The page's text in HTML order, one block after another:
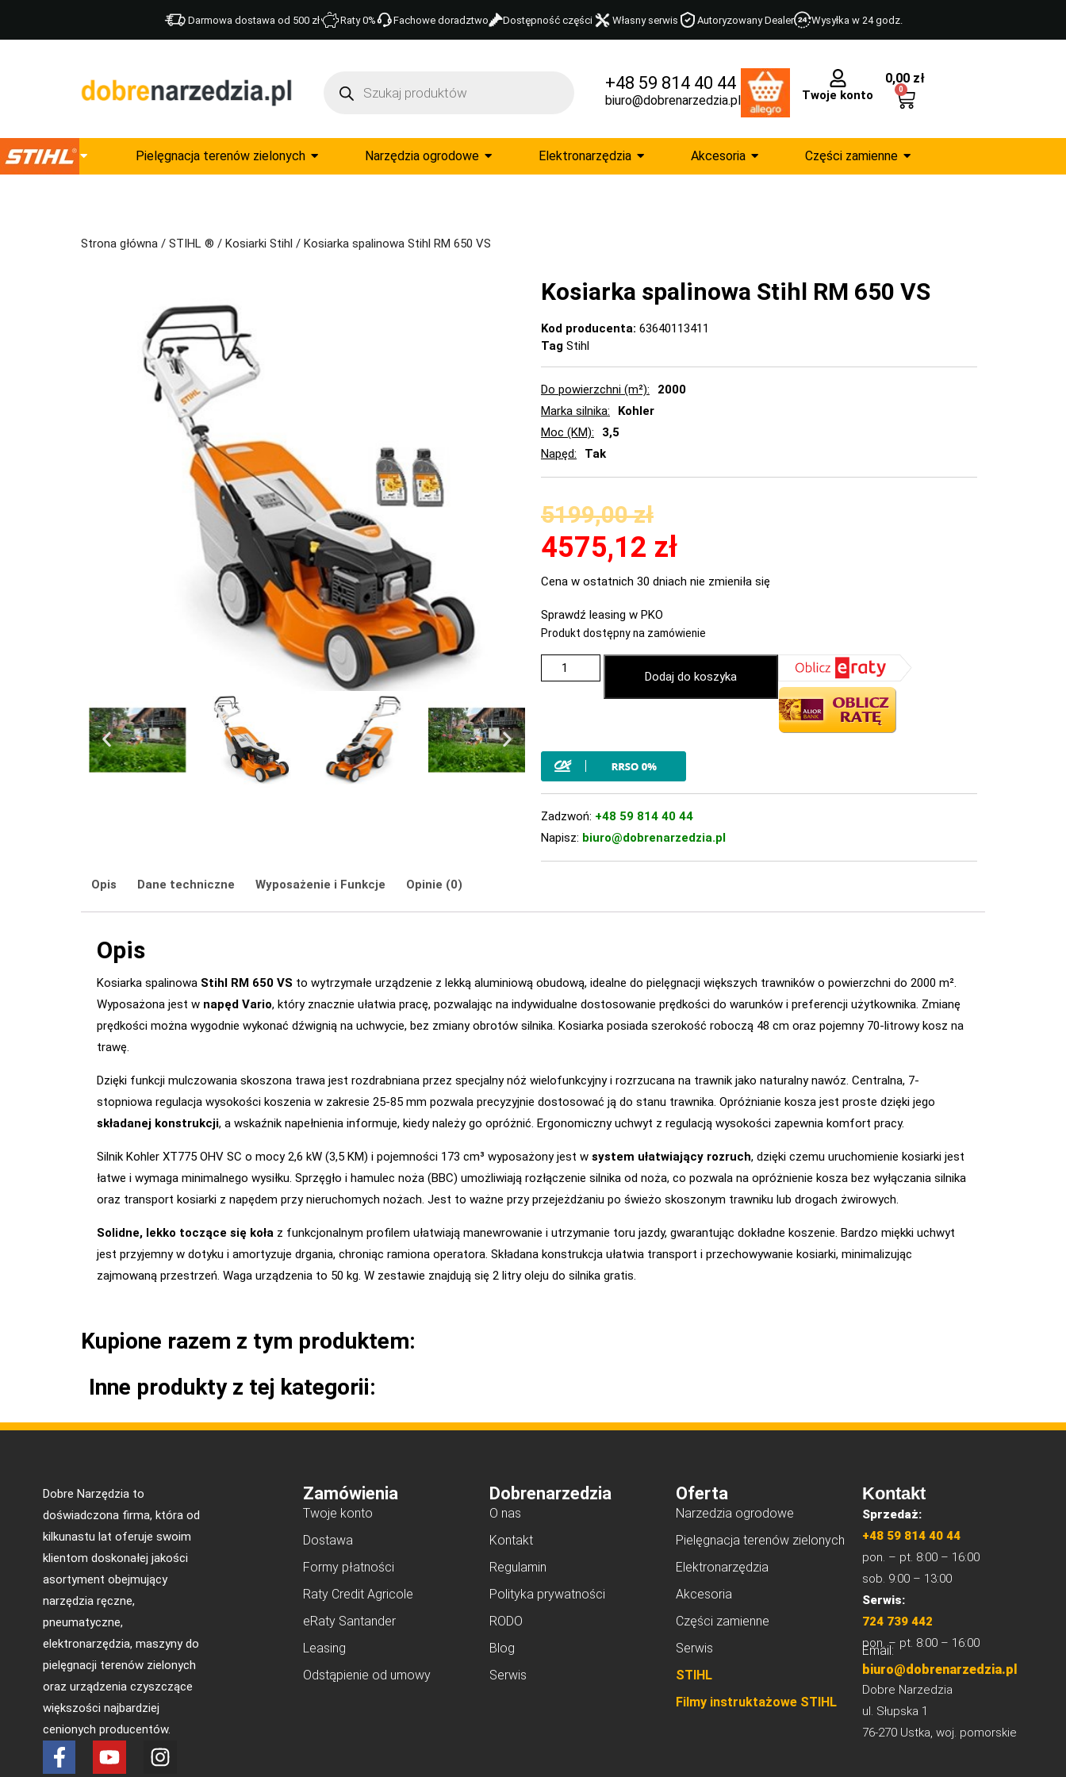
Darmowa dostawa od 500 zł Raty 0% Fachowe doradztwo Dostępność części Własny serwis Autoryzowany Dealer Wysyłka w 24 godz.
+48 59 814 40 44
biuro@dobrenarzedzia.pl Twoje konto
0,00 zł
0
Pielęgnacja terenów zielonych Narzędzia ogrodowe Elektronarzędzia Akcesoria Części zamienne
Strona główna / STIHL ® / Kosiarki Stihl / Kosiarka spalinowa Stihl RM 650 VS
Kosiarka spalinowa Stihl RM 650 VS
Kod producenta: 63640113411
Tag Stihl
Do powierzchni (m²)
2000
Marka silnika
Kohler
Moc (KM)
3,5
Napęd
Tak
5199,00zł
4575,12 zł
Cena w ostatnich 30 dniach nie zmieniła się
Sprawdź leasing w PKO
Produkt dostępny na zamówienie
Dodaj do koszyka
Zadzwoń: +48 59 814 40 44
Napisz: biuro@dobrenarzedzia.pl
Opis Dane techniczne Wyposażenie i Funkcje Opinie (0)
Opis
Kosiarka spalinowa Stihl RM 650 VS to wytrzymałe urządzenie z lekką aluminiową obudową, idealne do pielęgnacji większych trawników o powierzchni do 2000 m².
Wyposażona jest w napęd Vario, który znacznie ułatwia pracę, pozwalając na indywidualne dostosowanie prędkości do warunków i preferencji użytkownika. Zmianę
prędkości można wygodnie wykonać dźwignią na uchwycie, bez zmiany obrotów silnika. Kosiarka posiada szerokość roboczą 48 cm oraz pojemny 70-litrowy kosz na
trawę.
Dzięki funkcji mulczowania skoszona trawa jest rozdrabniana przez specjalny nóż wielofunkcyjny i rozrzucana na trawnik jako naturalny nawóz. Centralna, 7-
stopniowa regulacja wysokości koszenia w zakresie 25-85 mm pozwala precyzyjnie dostosować ją do stanu trawnika. Opróżnianie kosza jest proste dzięki jego
składanej konstrukcji, a wskaźnik napełnienia informuje, kiedy należy go opróżnić. Ergonomiczny uchwyt z regulacją wysokości zapewnia komfort pracy.
Silnik Kohler XT775 OHV SC o mocy 2,6 kW (3,5 KM) i pojemności 173 cm³ wyposażony jest w system ułatwiający rozruch, dzięki czemu uruchomienie kosiarki jest
łatwe i wymaga minimalnego wysiłku. Sprzęgło i hamulec noża (BBC) umożliwiają rozłączenie silnika od noża, co pozwala na opróżnienie kosza bez wyłączania silnika
oraz transport kosiarki z napędem przy nieruchomych nożach. Jest to ważne przy przejeżdżaniu po świeżo skoszonym trawniku lub drogach żwirowych.
Solidne, lekko toczące się koła z funkcjonalnym profilem ułatwiają manewrowanie i utrzymanie toru jazdy, gwarantując dokładne koszenie. Bardzo miękki uchwyt
jest przyjemny w dotyku i amortyzuje drgania, chroniąc ramiona operatora. Składana konstrukcja ułatwia transport i przechowywanie kosiarki, minimalizując
zajmowaną przestrzeń. Waga urządzenia to 50 kg. W zestawie znajdują się 2 litry oleju do silnika gratis.
Kupione razem z tym produktem:
Inne produkty z tej kategorii:
Dobre Narzędzia to
doświadczona firma, która od
kilkunastu lat oferuje swoim
klientom doskonałej jakości
asortyment obejmujący
narzędzia ręczne,
pneumatyczne,
elektronarzędzia, maszyny do
pielęgnacji terenów zielonych
oraz urządzenia czyszczące
większości najbardziej
cenionych producentów.
Zamówienia
Twoje konto
Dostawa
Formy płatności
Raty Credit Agricole
eRaty Santander
Leasing
Odstąpienie od umowy
Dobrenarzedzia
O nas
Kontakt
Regulamin
Polityka prywatności
RODO
Blog
Serwis
Oferta
Narzedzia ogrodowe
Pielęgnacja terenów zielonych
Elektronarzędzia
Akcesoria
Części zamienne
Serwis
STIHL
Filmy instruktażowe STIHL
Kontakt
Sprzedaż:
+48 59 814 40 44
pon. – pt. 8:00 – 16:00
sob. 9:00 – 13:00
Serwis:
724 739 442
pon. – pt. 8:00 – 16:00
Email:
biuro@dobrenarzedzia.pl
Dobre Narzedzia
ul. Słupska 1
76-270 Ustka, woj. pomorskie